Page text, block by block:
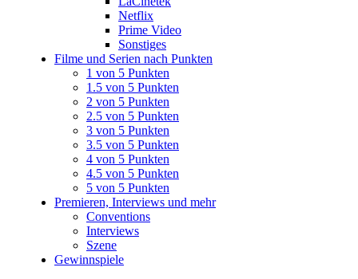
Netflix
Prime Video
Sonstiges
Filme und Serien nach Punkten
1 von 5 Punkten
1.5 von 5 Punkten
2 von 5 Punkten
2.5 von 5 Punkten
3 von 5 Punkten
3.5 von 5 Punkten
4 von 5 Punkten
4.5 von 5 Punkten
5 von 5 Punkten
Premieren, Interviews und mehr
Conventions
Interviews
Szene
Gewinnspiele